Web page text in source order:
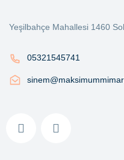
Yeşilbahçe Mahallesi 1460
05321545741